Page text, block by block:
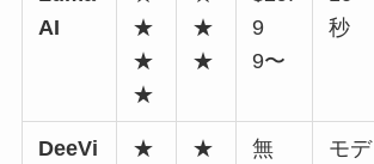
AI
★
★
★
★
★
9
9〜
秒
DeeVi
★
★
無
モデ